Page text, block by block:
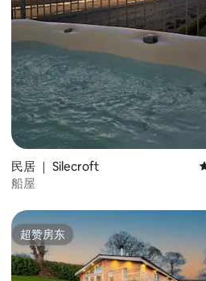
5 分（满分 5 分），共 59 条评价
民居 ｜ Silecroft
船屋
超赞房东
超赞房东